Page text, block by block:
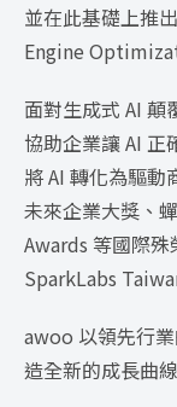
並在此基礎上推
Engine
面對生成式 AI
協助企業讓 AI 正
將 AI 轉化為驅動
未來企業大獎、
Awards 等國際
SparkLabs
awoo 以領先行
造全新的成長曲